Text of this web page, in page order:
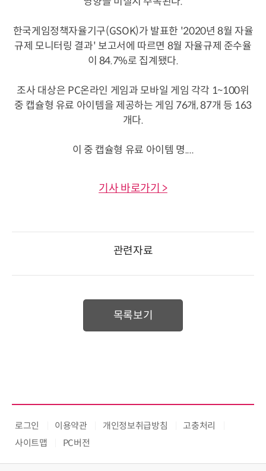
한국게임정책자율기구(GSOK)가 발표한 '2020년 8월 자율
규제 모니터링 결과' 보고서에 따르면 8월 자율규제 준수율
이 84.7%로 집계됐다.
조사 대상은 PC온라인 게임과 모바일 게임 각각 1~100위
중 캡슐형 유료 아이템을 제공하는 게임 76개, 87개 등 163
개다.
이 중 캡슐형 유료 아이템 명....
기사 바로가기 >
관련자료
목록보기
로그인 이용약관 개인정보취급방침
고충처리
사이트맵
PC버전